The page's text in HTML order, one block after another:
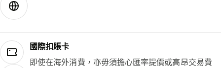
國際扣賬卡
即使在海外消費，亦毋須擔心匯率提價或高昂交易費